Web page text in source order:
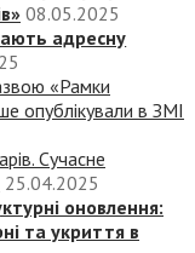
08.05.2025
адресну
«‎Рамки
опублікували в ЗМІ
Сучасне
25.04.2025
оновлення:
та укриття в